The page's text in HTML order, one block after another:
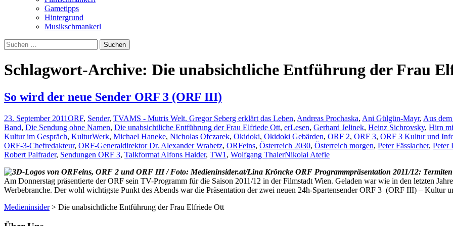
Gametipps
Hintergrund
Musikschmankerl
Suchen
nach:
Schlagwort-Archive: Die unabsichtliche Entführung der Frau
So wird der neue Sender ORF 3 (ORF III)
23. September 2011ORF, Sender, TVAMS - Mutris Welt. Gregor Seberg erklärt das Leben, Andreas Prochaska, Ani Gülgün-Mayr, Aus
Band, Die Sendung ohne Namen, Die unabsichtliche Entführung der Frau Elfriede Ott, erLesen, Gerhard Jelinek, Heinz Sichrovsky, Hirn
Kultur im Gespräch, KulturWerk, Michael Haneke, Nicholas Ofczarek, Okidoki, Okidoki Gebärden, ORF 2, ORF 3, ORF 3 Kultur und
ORF-3-Chefredakteur, ORF-Generaldirektor Dr. Alexander Wrabetz, ORFeins, Österreich 2030, Österreich morgen, Peter Fässlacher, Peter
Robert Palfrader, Sendungen ORF 3, Talkformat Alfons Haider, TW1 , Wolfgang ThalerNikolai Atefie
ORF Programmpräsentation 2011/12:
Am Donnerstag präsentierte der ORF sein TV-Programm für die Saison 2011/12 in der Filmstadt Wien. Geladen war wie in den letzten
Werbebranche. Der wohl wichtigste Punkt des Abends war die Präsentation der zwei neuen 24h-Spartensender ORF 3 (ORF III) – Kultur
Medieninsider> Die unabsichtliche Entführung der Frau Elfriede Ott